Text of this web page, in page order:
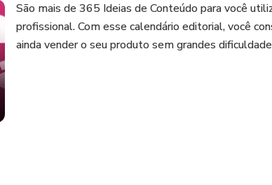
São mais de 365 Ideias de Conteúdo para você
profissional. Com esse calendário editorial, você
ainda vender o seu produto sem grandes